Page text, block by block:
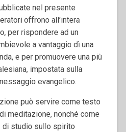
nel presente
offrono all’intera
per rispondere ad un
a vantaggio dì una
e per promuovere una più
impostata sulla
evangelico.
può servire come testo
meditazione, nonché come
di studio sullo spirito